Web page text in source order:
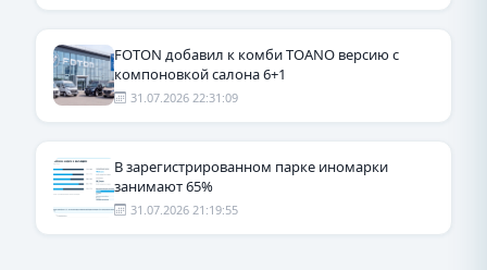
FOTON добавил к комби TOANO версию с
компоновкой салона 6+1
31.07.2026 22:31:09
В зарегистрированном парке иномарки
занимают 65%
31.07.2026 21:19:55